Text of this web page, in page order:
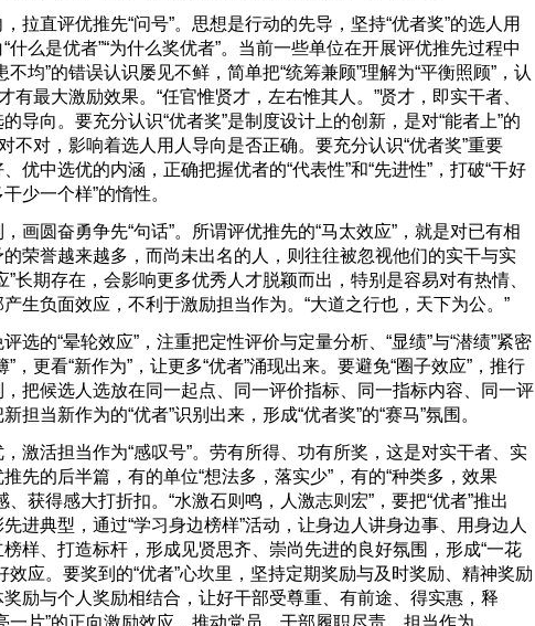
评优推先“问号”。思想是行动的先导，坚持“优者奖”的选人用
什么是优者”“为什么奖优者”。当前一些单位在开展评优推先过程中
不均”的错误认识屡见不鲜，简单把“统筹兼顾”理解为“平衡照顾”，认
有最大激励效果。“任官惟贤才，左右惟其人。”贤才，即实干者、
导向。要充分认识“优者奖”是制度设计上的创新，是对“能者上”的
不对，影响着选人用人导向是否正确。要充分认识“优者奖”重要
优中选优的内涵，正确把握优者的“代表性”和“先进性”，打破“干好
少一个样”的惰性。
奋勇争先“句话”。所谓评优推先的“马太效应”，就是对已有相
荣誉越来越多，而尚未出名的人，则往往被忽视他们的实干与实
”长期存在，会影响更多优秀人才脱颖而出，特别是容易对有热情、
生负面效应，不利于激励担当作为。“大道之行也，天下为公。”
“晕轮效应”，注重把定性评价与定量分析、“显绩”与“潜绩”紧密
”，更看“新作为”，让更多“优者”涌现出来。要避免“圈子效应”，推行
把候选人选放在同一起点、同一评价指标、同一指标内容、同一评
担当新作为的“优者”识别出来，形成“优者奖”的“赛马”氛围。
担当作为“感叹号”。劳有所得、功有所奖，这是对实干者、实
先的后半篇，有的单位“想法多，落实少”，有的“种类多，效果
、获得感大打折扣。“水激石则鸣，人激志则宏”，要把“优者”推出
进典型，通过“学习身边榜样”活动，让身边人讲身边事、用身边人
样、打造标杆，形成见贤思齐、崇尚先进的良好氛围，形成“一花
效应。要奖到的“优者”心坎里，坚持定期奖励与及时奖励、精神奖励
励与个人奖励相结合，让好干部受尊重、有前途、得实惠，释
一片”的正向激励效应，推动党员、干部履职尽责、担当作为。